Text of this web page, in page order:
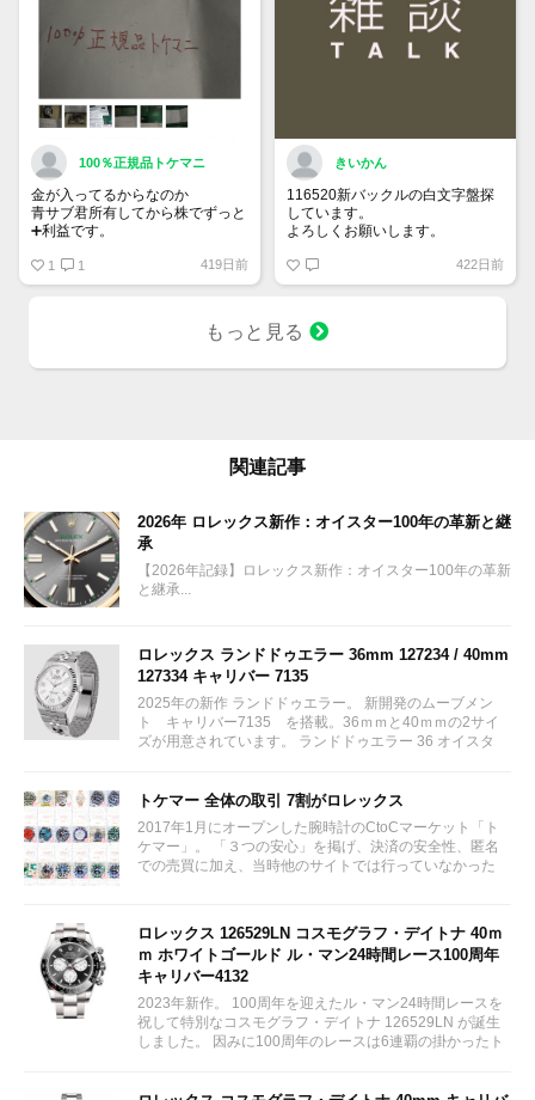
100％正規品トケマニ
金が入ってるからなのか
青サブ君所有してから株でずっと
➕利益です。
銘柄番号7932 ニッピ
1 1 419日前
きいかん
116520新バックルの白文字盤探
しています。
よろしくお願いします。
422日前
もっと見る
関連記事
2026年 ロレックス新作：オイスター100年の革新と継
承
【2026年記録】ロレックス新作：オイスター100年の革新
と継承...
ロレックス ランドドゥエラー 36mm 127234 / 40mm
127334 キャリバー 7135
2025年の新作 ランドドゥエラー。 新開発のムーブメン
ト キャリバー7135 を搭載。36ｍｍと40ｍｍの2サイ
ズが用意されています。 ランドドゥエラー 36 オイスタ
トケマー 全体の取引 7割がロレックス
2017年1月にオープンした腕時計のCtoCマーケット「ト
ケマー」。 「３つの安心」を掲げ、決済の安全性、匿名
での売買に加え、当時他のサイトでは行っていなかった
ロレックス 126529LN コスモグラフ・デイトナ 40ｍ
ｍ ホワイトゴールド ル・マン24時間レース100周年
キャリバー4132
2023年新作。 100周年を迎えたル・マン24時間レースを
祝して特別なコスモグラフ・デイトナ 126529LN が誕生
しました。 因みに100周年のレースは6連覇の掛かったト